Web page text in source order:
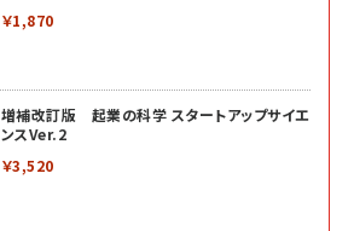
￥1,870
増補改訂版 起業の科学 スタートアップサイエ
ンスVer.2
￥3,520